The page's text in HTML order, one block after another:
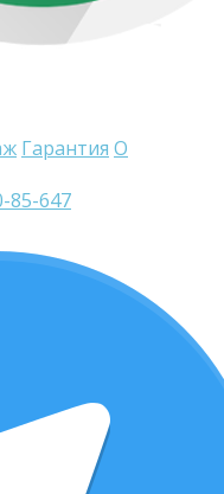
Гарантия О
85-647